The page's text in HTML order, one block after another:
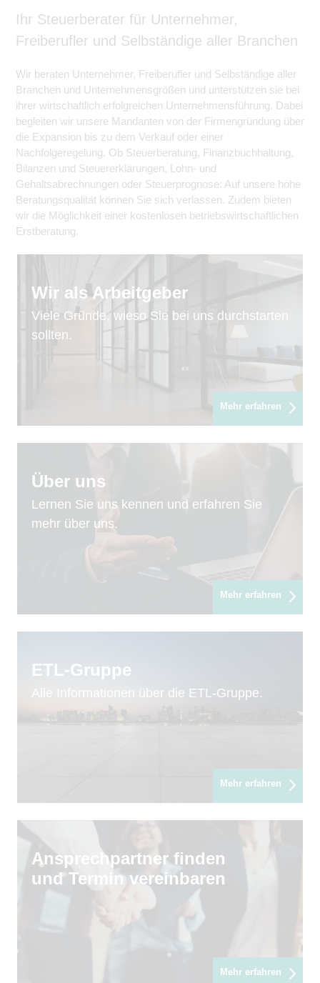
Ihr Steuerberater für Unternehmer,
Freiberufler und Selbständige aller Branchen
Wir beraten Unternehmer, Freiberufler und Selbständige aller
Branchen und Unternehmensgrößen und unterstützen sie bei
ihrer wirtschaftlich erfolgreichen Unternehmensführung. Dabei
begleiten wir unsere Mandanten von der Firmengründung über
die Expansion bis zu dem Verkauf oder einer
Nachfolgeregelung. Ob Steuerberatung, Finanzbuchhaltung,
Bilanzen und Steuererklärungen, Lohn- und
Gehaltsabrechnungen oder Steuerprognose: Auf unsere hohe
Beratungsqualität können Sie sich verlassen. Zudem bieten
wir die Möglichkeit einer kostenlosen betriebswirtschaftlichen
Erstberatung.
Wir als Arbeitgeber
Viele Gründe, wieso Sie bei uns durchstarten
sollten.
Mehr erfahren
Über uns
Lernen Sie uns kennen und erfahren Sie
mehr über uns.
Mehr erfahren
ETL-Gruppe
Alle Informationen über die ETL-Gruppe.
Mehr erfahren
Ansprechpartner finden
und Termin vereinbaren
Mehr erfahren